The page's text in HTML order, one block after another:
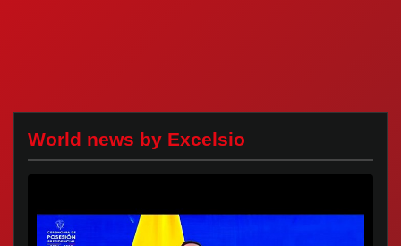
World news by Excelsio